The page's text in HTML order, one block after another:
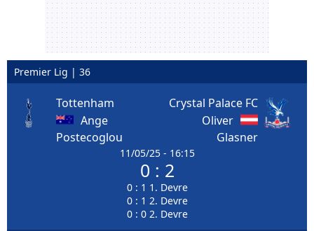
Premier Lig | 36
Tottenham
Ange
Postecoglou
11/05/25 - 16:15
0 : 2
0 : 1 1. Devre
0 : 1 2. Devre
0 : 0 2. Devre
Crystal Palace FC
Oliver
Glasner